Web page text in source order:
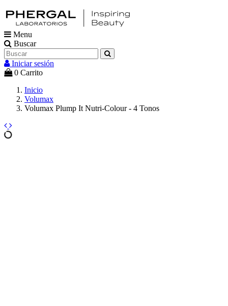
Menu
Buscar
Iniciar sesión
0 Carrito
Inicio
Volumax
Volumax Plump It Nutri-Colour - 4 Tonos